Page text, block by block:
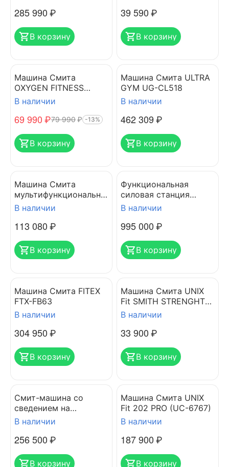
285 990₽
В корзину
39 590₽
В корзину
Машина Смита
OXYGEN FITNESS
FOSTER
В наличии
69 990₽79 990₽ -13%
В корзину
Машина Смита ULTRA
GYM UG-CL518
В наличии
462 309₽
В корзину
Машина Смита
мультифункциональна
я VICTORYFIT VF-
В наличии
113 080₽
В корзину
Функциональная
силовая станция
SPIRIT SP-3601
В наличии
995 000₽
В корзину
Машина Cмита FITEX
FTX-FB63
В наличии
304 950₽
В корзину
Машина Смита UNIX
Fit SMITH STRENGHT
180
В наличии
33 900₽
В корзину
Смит-машина со
сведением на
свободных весах
В наличии
256 500₽
В корзину
Машина Смита UNIX
Fit 202 PRO (UC-6767)
В наличии
187 900₽
В корзину